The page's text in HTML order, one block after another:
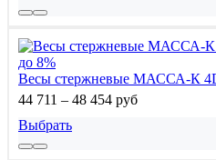
до 8%
Весы стержневые МАССА-К
44 711 – 48 454 руб
Выбрать